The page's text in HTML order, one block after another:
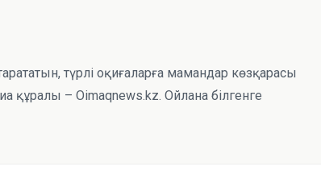
түрлі оқиғаларға мамандар көзқарасы
құралы – Oimaqnews.kz. Ойлана білгенге